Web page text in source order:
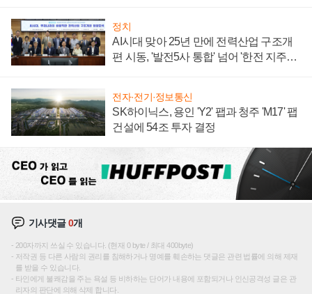
정치
AI시대 맞아 25년 만에 전력산업 구조개
편 시동, '발전5사 통합' 넘어 '한전 지주사'
전자·전기·정보통신
SK하이닉스, 용인 'Y2' 팹과 청주 'M17' 팹
건설에 54조 투자 결정
기사댓글0개
200자까지 쓰실 수 있습니다. (현재 0 byte / 최대 400byte)
저작권 등 다른 사람의 권리를 침해하거나 명예를 훼손하는 댓글은 관련 법률에 의해 제재
를 받을 수 있습니다.
타인에게 불쾌감을 주는 욕설 등 비하하는 단어가 내용에 포함되거나 인신공격성 글은 관
리자의 판단에 의해 삭제 합니다.